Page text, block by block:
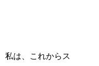
は、これからス